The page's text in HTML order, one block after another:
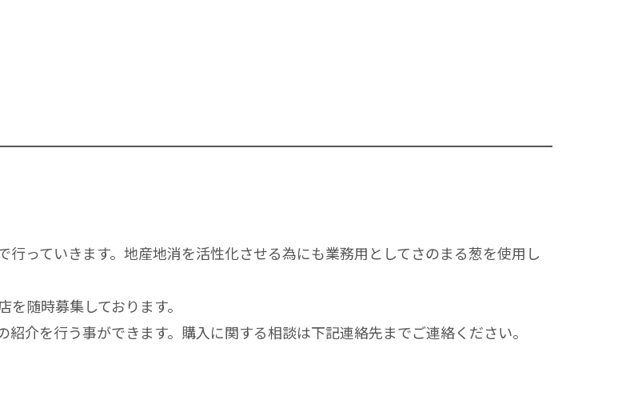
っていきます。地産地消を活性化させる為にも業務用としてさのまる葱を使用し
随時募集しております。
介を行う事ができます。購入に関する相談は下記連絡先までご連絡ください。